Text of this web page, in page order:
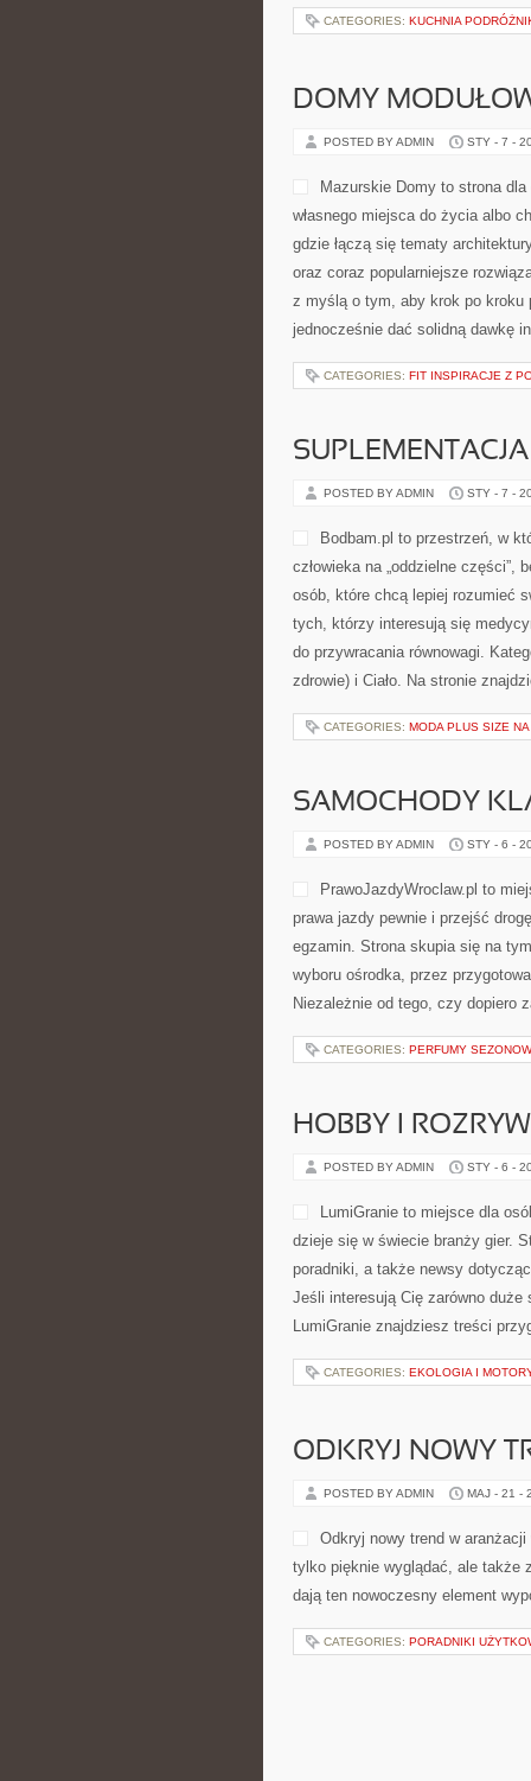
znajdziesz tu mnóstwo tematów
DOMY
POSTED BY ADMIN STY - 7 -
rozwiązania dla domów
po kroku przeprowadzić
dawkę inspiracji oraz konkretów,
CATEGORIES: FIT INSPIRACJE Z
POSTED BY ADMIN STY - 7 -
Tradycyjną Medycyną Chińską
Kuchnia lecznicza (przepisy
łączą […]
CATEGORIES:MODA PLUS SIZE
SAMOCHODY
praktykę w mieście — stał się
CATEGORIES: PERFUMY
POSTED BY ADMIN STY - 6 -